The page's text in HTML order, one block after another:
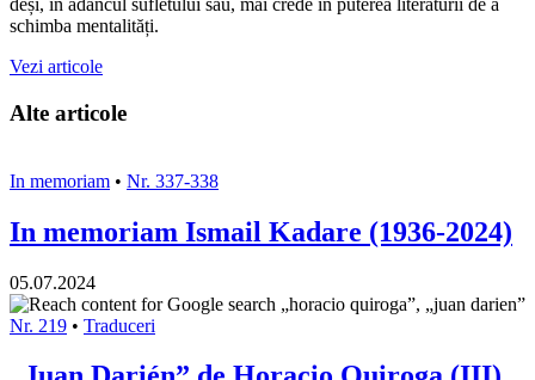
deși, în adâncul sufletului său, mai crede în puterea literaturii de a
schimba mentalități.
Vezi articole
Alte articole
In memoriam • Nr. 337-338
In memoriam Ismail Kadare (1936-2024)
05.07.2024
Nr. 219 • Traduceri